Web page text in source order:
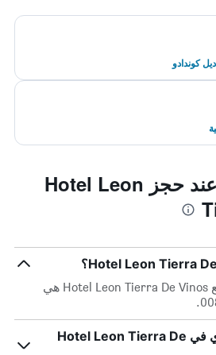
كوندادو
الأسئلة الشائعة عند حجز Hotel Leon
أفضل طريقة للتواصل مع Hotel Leon Tierra De Vinos هي
هل تتوفر خدمة الواي فاي في Hotel Leon Tierra De